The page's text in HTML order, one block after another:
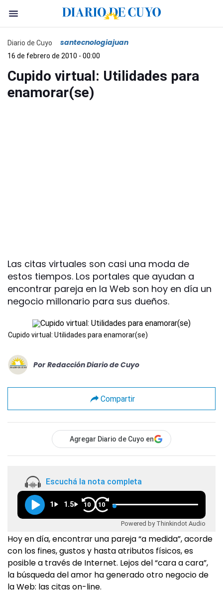
Diario de Cuyo santecnologiajuan
16 de febrero de 2010 - 00:00
Cupido virtual: Utilidades para
enamorar(se)
Las citas virtuales son casi una moda de
estos tiempos. Los portales que ayudan a
encontrar pareja en la Web son hoy en día un
negocio millonario para sus dueños.
Cupido virtual: Utilidades para enamorar(se)
Por Redacción Diario de Cuyo
Compartir
Agregar Diario de Cuyo en
Escuchá la nota completa
1 1.5 10 10
Powered by Thinkindot Audio
Hoy en día, encontrar una pareja “a medida”, acorde
con los fines, gustos y hasta atributos físicos, es
posible a través de Internet. Lejos del “cara a cara”,
la búsqueda del amor ha generado otro negocio de
la Web: las citas on-line.